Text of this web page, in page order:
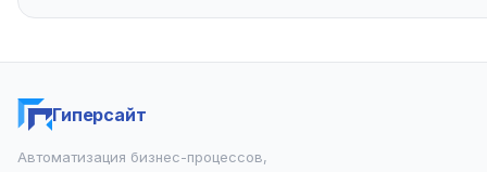
Гиперсайт
Автоматизация бизнес-процессов,